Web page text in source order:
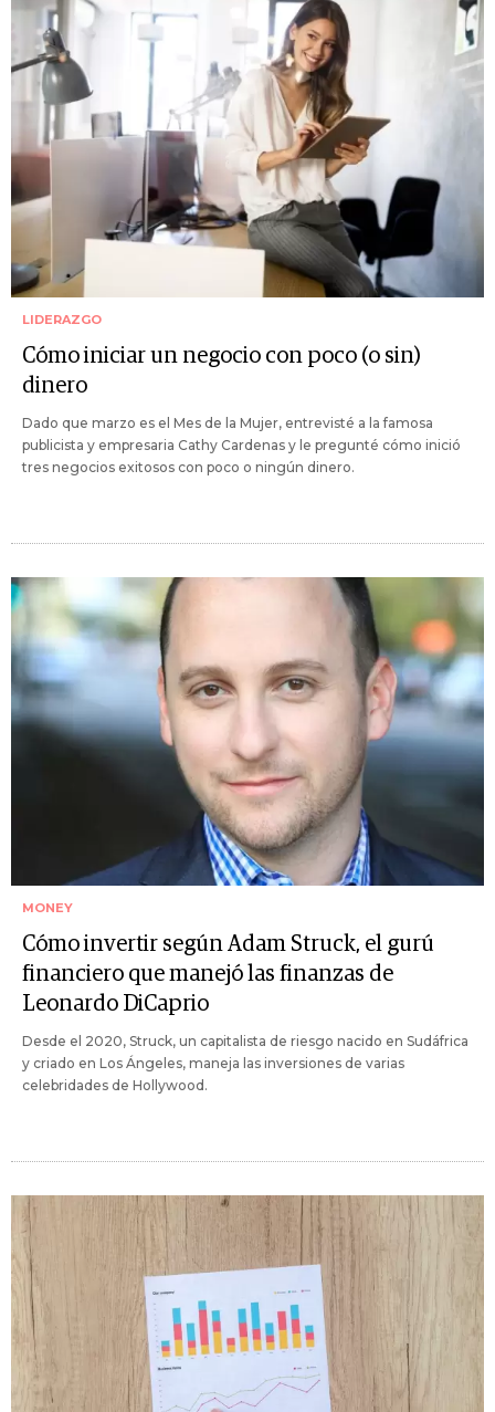
LIDERAZGO
Cómo iniciar un negocio con poco (o sin)
dinero
Dado que marzo es el Mes de la Mujer, entrevisté a la famosa
publicista y empresaria Cathy Cardenas y le pregunté cómo inició
tres negocios exitosos con poco o ningún dinero.
MONEY
Cómo invertir según Adam Struck, el gurú
financiero que manejó las finanzas de
Leonardo DiCaprio
Desde el 2020, Struck, un capitalista de riesgo nacido en Sudáfrica
y criado en Los Ángeles, maneja las inversiones de varias
celebridades de Hollywood.